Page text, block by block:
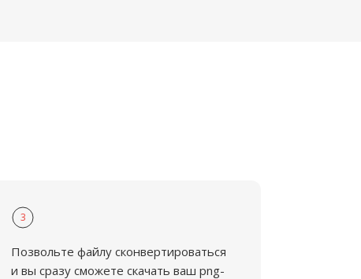
3
Позвольте файлу сконвертироваться
и вы сразу сможете скачать ваш png-